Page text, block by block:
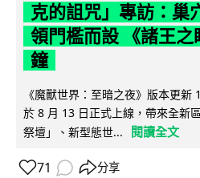
克的詛咒」專訪：巢
領門檻而設 《諸王
鐘
《魔獸世界：至暗之夜》版本更
於 8 月 13 日正式上線，帶來全新
祭壇」、新型態世...
閱讀全文
71 分享